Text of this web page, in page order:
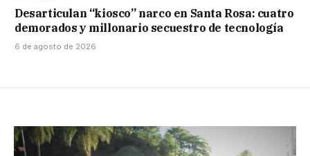
Desarticulan “kiosco” narco en Santa Rosa: cuatro
demorados y millonario secuestro de tecnología
6 de agosto de 2026